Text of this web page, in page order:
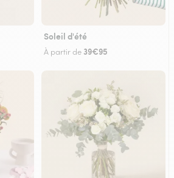
Soleil d'été
À partir de 39€95